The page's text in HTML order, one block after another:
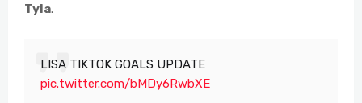
Tyla.
LISA TIKTOK GOALS UPDATE
pic.twitter.com/bMDy6RwbXE